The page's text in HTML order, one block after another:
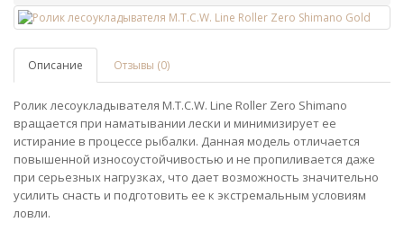
Описание Отзывы (0)
Ролик лесоукладывателя M.T.C.W. Line Roller Zero Shimano
вращается при наматывании лески и минимизирует ее
истирание в процессе рыбалки. Данная модель отличается
повышенной износоустойчивостью и не пропиливается даже
при серьезных нагрузках, что дает возможность значительно
усилить снасть и подготовить ее к экстремальным условиям
ловли.